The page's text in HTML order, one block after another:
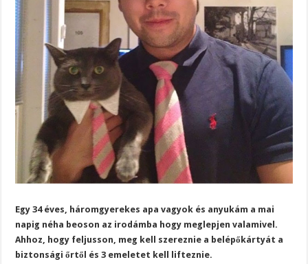
Egy 34 éves, háromgyerekes apa vagyok és anyukám a mai
napig néha beoson az irodámba hogy meglepjen valamivel.
Ahhoz, hogy feljusson, meg kell szereznie a belépőkártyát a
biztonsági őrtől és 3 emeletet kell lifteznie.